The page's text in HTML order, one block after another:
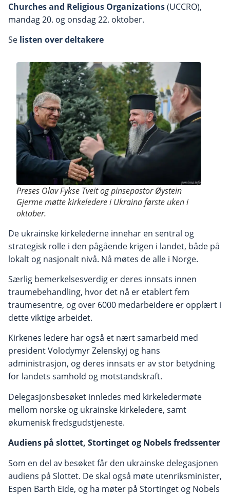
Churches and Religious Organizations(UCCRO),
mandag 20. og onsdag 22. oktober.
Se listen over deltakere
Preses Olav Fykse Tveit og pinsepastor Øystein
Gjerme møtte kirkeledere i Ukraina første uken i
oktober.
De ukrainske kirkelederne innehar en sentral og
strategisk rolle i den pågående krigen i landet, både på
lokalt og nasjonalt nivå. Nå møtes de alle i Norge.
Særlig bemerkelsesverdig er deres innsats innen
traumebehandling, hvor det nå er etablert fem
traumesentre, og over 6000 medarbeidere er opplært i
dette viktige arbeidet.
Kirkenes ledere har også et nært samarbeid med
president Volodymyr Zelenskyj og hans
administrasjon, og deres innsats er av stor betydning
for landets samhold og motstandskraft.
Delegasjonsbesøket innledes med kirkeledermøte
mellom norske og ukrainske kirkeledere, samt
økumenisk fredsgudstjeneste.
Audiens på slottet, Stortinget og Nobels fredssenter
Som en del av besøket får den ukrainske delegasjonen
audiens på Slottet. De skal også møte utenriksminister,
Espen Barth Eide, og ha møter på Stortinget og Nobels